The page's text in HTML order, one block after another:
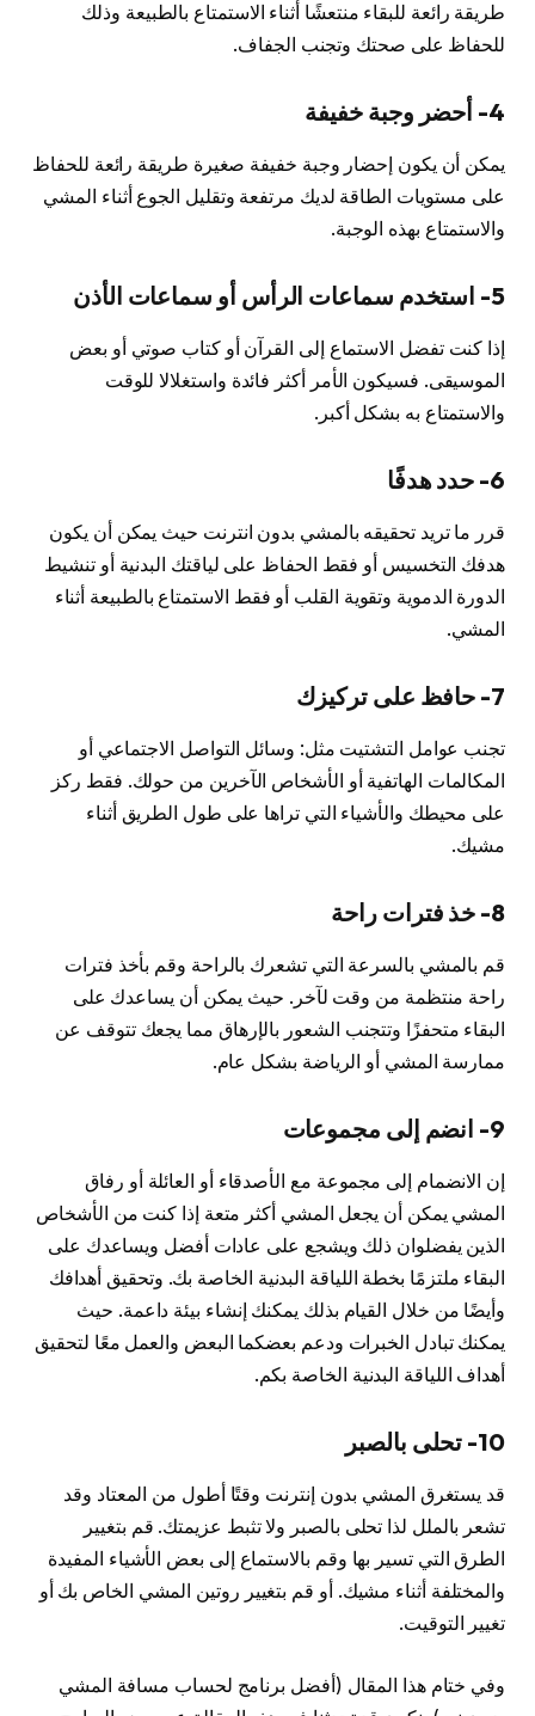
طريقة رائعة للبقاء منتعشًا أثناء الاستمتاع بالطبيعة وذلك
للحفاظ على صحتك وتجنب الجفاف.
4- أحضر وجبة خفيفة
يمكن أن يكون إحضار وجبة خفيفة صغيرة طريقة رائعة للحفاظ
على مستويات الطاقة لديك مرتفعة وتقليل الجوع أثناء المشي
والاستمتاع بهذه الوجبة.
5- استخدم سماعات الرأس أو سماعات الأذن
إذا كنت تفضل الاستماع إلى القرآن أو كتاب صوتي أو بعض
الموسيقى. فسيكون الأمر أكثر فائدة واستغلالا للوقت
والاستمتاع به بشكل أكبر.
6- حدد هدفًا
قرر ما تريد تحقيقه بالمشي بدون انترنت حيث يمكن أن يكون
هدفك التخسيس أو فقط الحفاظ على لياقتك البدنية أو تنشيط
الدورة الدموية وتقوية القلب أو فقط الاستمتاع بالطبيعة أثناء
المشي.
7- حافظ على تركيزك
تجنب عوامل التشتيت مثل: وسائل التواصل الاجتماعي أو
المكالمات الهاتفية أو الأشخاص الآخرين من حولك. فقط ركز
على محيطك والأشياء التي تراها على طول الطريق أثناء
مشيك.
8- خذ فترات راحة
قم بالمشي بالسرعة التي تشعرك بالراحة وقم بأخذ فترات
راحة منتظمة من وقت لآخر. حيث يمكن أن يساعدك على
البقاء متحفزًا وتتجنب الشعور بالإرهاق مما يجعك تتوقف عن
ممارسة المشي أو الرياضة بشكل عام.
9- انضم إلى مجموعات
إن الانضمام إلى مجموعة مع الأصدقاء أو العائلة أو رفاق
المشي يمكن أن يجعل المشي أكثر متعة إذا كنت من الأشخاص
الذين يفضلوان ذلك ويشجع على عادات أفضل ويساعدك على
البقاء ملتزمًا بخطة اللياقة البدنية الخاصة بك. وتحقيق أهدافك
وأيضًا من خلال القيام بذلك يمكنك إنشاء بيئة داعمة. حيث
يمكنك تبادل الخبرات ودعم بعضكما البعض والعمل معًا لتحقيق
أهداف اللياقة البدنية الخاصة بكم.
10- تحلى بالصبر
قد يستغرق المشي بدون إنترنت وقتًا أطول من المعتاد وقد
تشعر بالملل لذا تحلى بالصبر ولا تثبط عزيمتك. قم بتغيير
الطرق التي تسير بها وقم بالاستماع إلى بعض الأشياء المفيدة
والمختلفة أثناء مشيك. أو قم بتغيير روتين المشي الخاص بك أو
تغيير التوقيت.
وفي ختام هذا المقال (أفضل برنامج لحساب مسافة المشي